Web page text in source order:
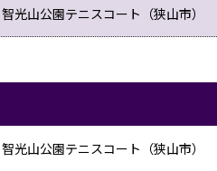
智光山公園テニスコート（狭山市）
智光山公園テニスコート（狭山市）